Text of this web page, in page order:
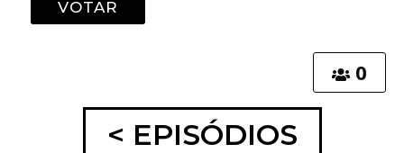
0
< EPISÓDIOS